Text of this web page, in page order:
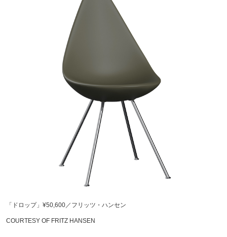
「ドロップ」¥50,600／フリッツ・ハンセン
COURTESY OF FRITZ HANSEN